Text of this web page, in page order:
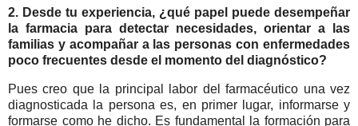
2. Desde tu experiencia, ¿qué papel puede desempeñar
la farmacia para detectar necesidades, orientar a las
familias y acompañar a las personas con enfermedades
poco frecuentes desde el momento del diagnóstico?
Pues creo que la principal labor del farmacéutico una vez
diagnosticada la persona es, en primer lugar, informarse y
formarse como he dicho. Es fundamental la formación para